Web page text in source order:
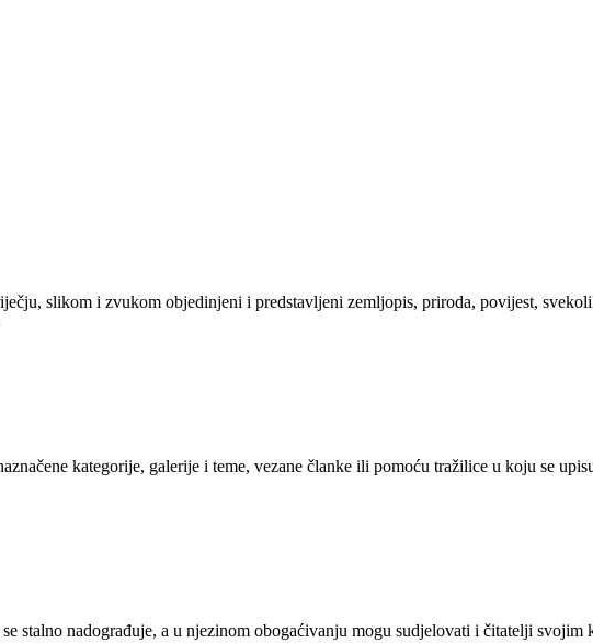
slikom i zvukom objedinjeni i predstavljeni zemljopis, priroda, povijest,
kategorije, galerije i teme, vezane članke ili pomoću tražilice u koju se
stalno nadograđuje, a u njezinom obogaćivanju mogu sudjelovati i čitatelji svojim